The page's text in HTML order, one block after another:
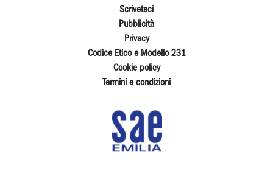
Scriveteci
Pubblicità
Privacy
Codice Etico e Modello 231
Cookie policy
Termini e condizioni